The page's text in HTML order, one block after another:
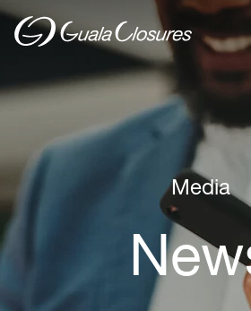
Media